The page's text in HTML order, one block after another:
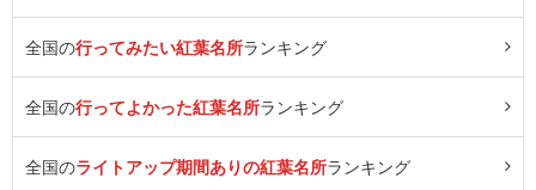
全国の行ってみたい紅葉名所ランキング
全国の行ってよかった紅葉名所ランキング
全国のライトアップ期間ありの紅葉名所ランキング